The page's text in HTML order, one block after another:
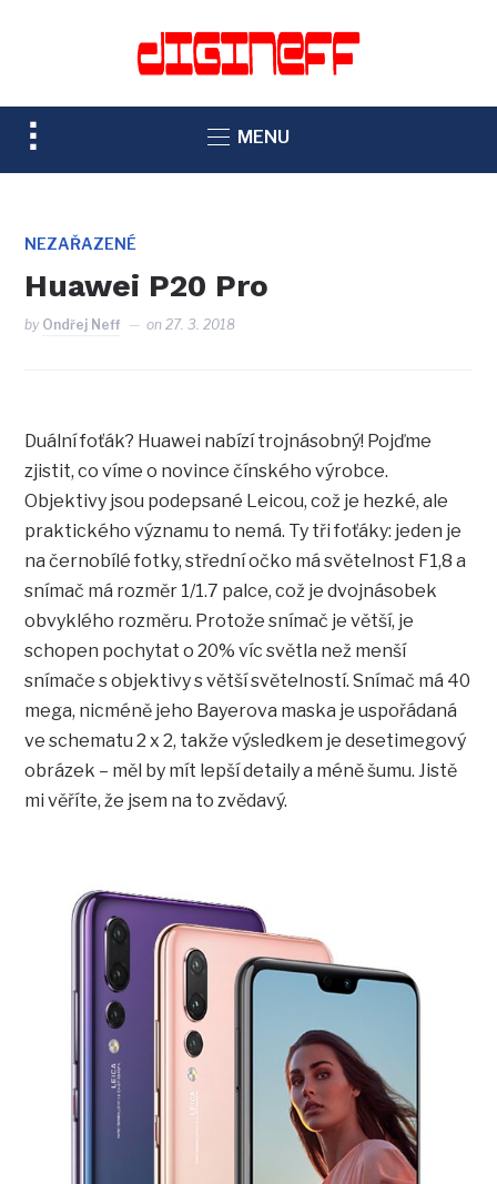
TOGGLE
SIDEBAR
NAVIGATION
MENU
NEZAŘAZENÉ
Huawei P20 Pro
by Ondřej Neff on27. 3. 2018
Duální foťák? Huawei nabízí trojnásobný! Pojďme
zjistit, co víme o novince čínského výrobce.
Objektivy jsou podepsané Leicou, což je hezké, ale
praktického významu to nemá. Ty tři foťáky: jeden je
na černobílé fotky, střední očko má světelnost F1,8 a
snímač má rozměr 1/1.7 palce, což je dvojnásobek
obvyklého rozměru. Protože snímač je větší, je
schopen pochytat o 20% víc světla než menší
snímače s objektivy s větší světelností. Snímač má 40
mega, nicméně jeho Bayerova maska je uspořádaná
ve schematu 2 x 2, takže výsledkem je desetimegový
obrázek – měl by mít lepší detaily a méně šumu. Jistě
mi věříte, že jsem na to zvědavý.